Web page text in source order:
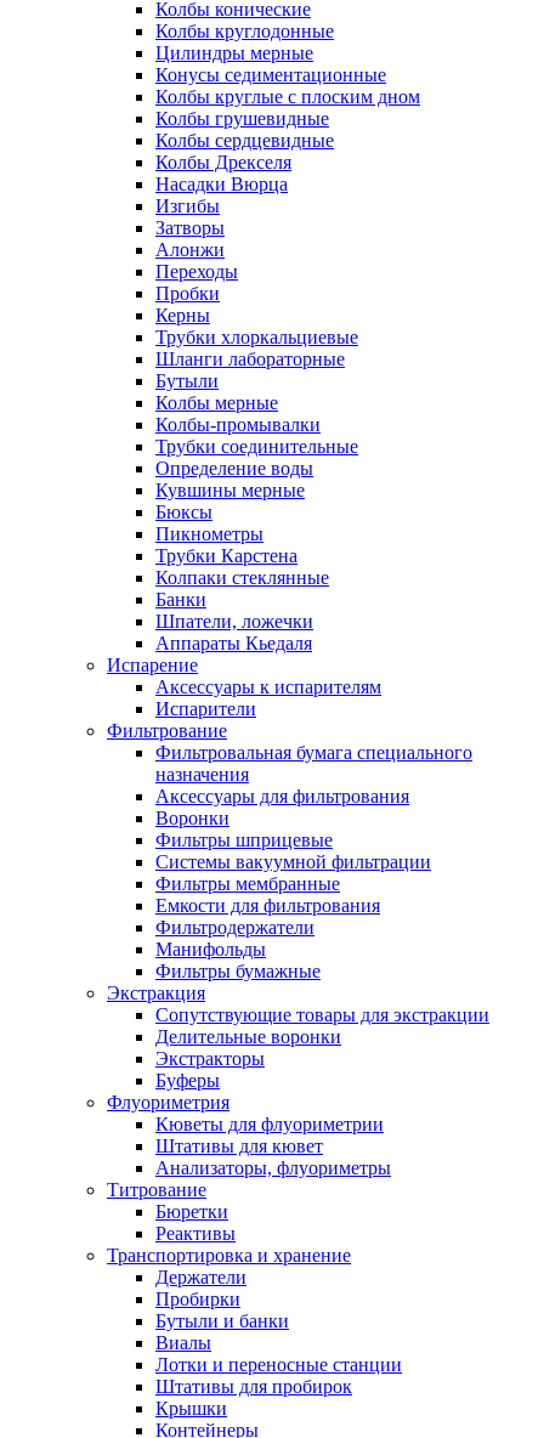
Колбы конические
Колбы круглодонные
Цилиндры мерные
Конусы седиментационные
Колбы круглые с плоским дном
Колбы грушевидные
Колбы сердцевидные
Колбы Дрекселя
Насадки Вюрца
Изгибы
Затворы
Алонжи
Переходы
Пробки
Керны
Трубки хлоркальциевые
Шланги лабораторные
Бутыли
Колбы мерные
Колбы-промывалки
Трубки соединительные
Определение воды
Кувшины мерные
Бюксы
Пикнометры
Трубки Карстена
Колпаки стеклянные
Банки
Шпатели, ложечки
Аппараты Кьедаля
Испарение
Аксессуары к испарителям
Испарители
Фильтрование
Фильтровальная бумага специального
назначения
Аксессуары для фильтрования
Воронки
Фильтры шприцевые
Системы вакуумной фильтрации
Фильтры мембранные
Емкости для фильтрования
Фильтродержатели
Манифольды
Фильтры бумажные
Экстракция
Сопутствующие товары для экстракции
Делительные воронки
Экстракторы
Буферы
Флуориметрия
Кюветы для флуориметрии
Штативы для кювет
Анализаторы, флуориметры
Титрование
Бюретки
Реактивы
Транспортировка и хранение
Держатели
Пробирки
Бутыли и банки
Виалы
Лотки и переносные станции
Штативы для пробирок
Крышки
Контейнеры